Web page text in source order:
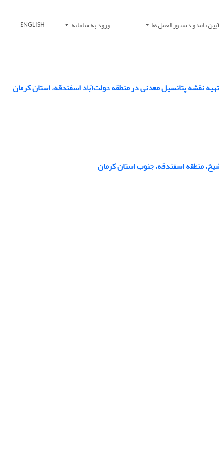
نامه و دستور العمل ها ورود به سامانه ENGLISH
منطقه اسفندقه، جنوب استان کرمان